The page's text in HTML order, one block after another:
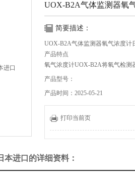
UOX-B2A气体监测器氧
简要描述：
UOX-B2A气体监测器氧气浓度计
产品特点
氧气浓度计UOX-B2A将氧气检测
20mA电流信号输出，并通过控制
当氧气浓度低于警报设定值（出
和ALM2 LED，并通过蜂鸣器发
气扇。
产品型号：
产品时间：2025-05-21
打印当前页
进口的详细资料：